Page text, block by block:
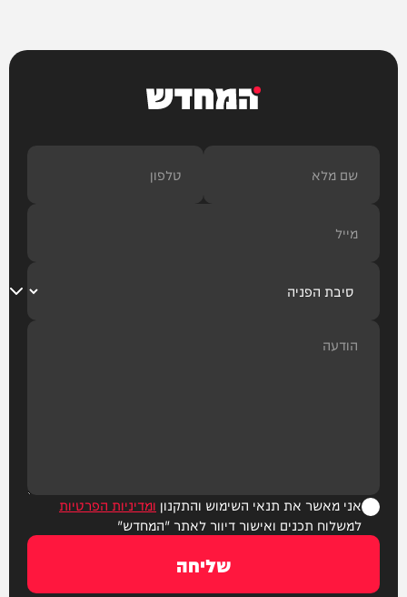
המחדש
אני מאשר את תנאי השימוש והתקנון ומדיניות הפרטיות
למשלוח תכנים ואישור דיוור לאתר "המחדש"
שליחה